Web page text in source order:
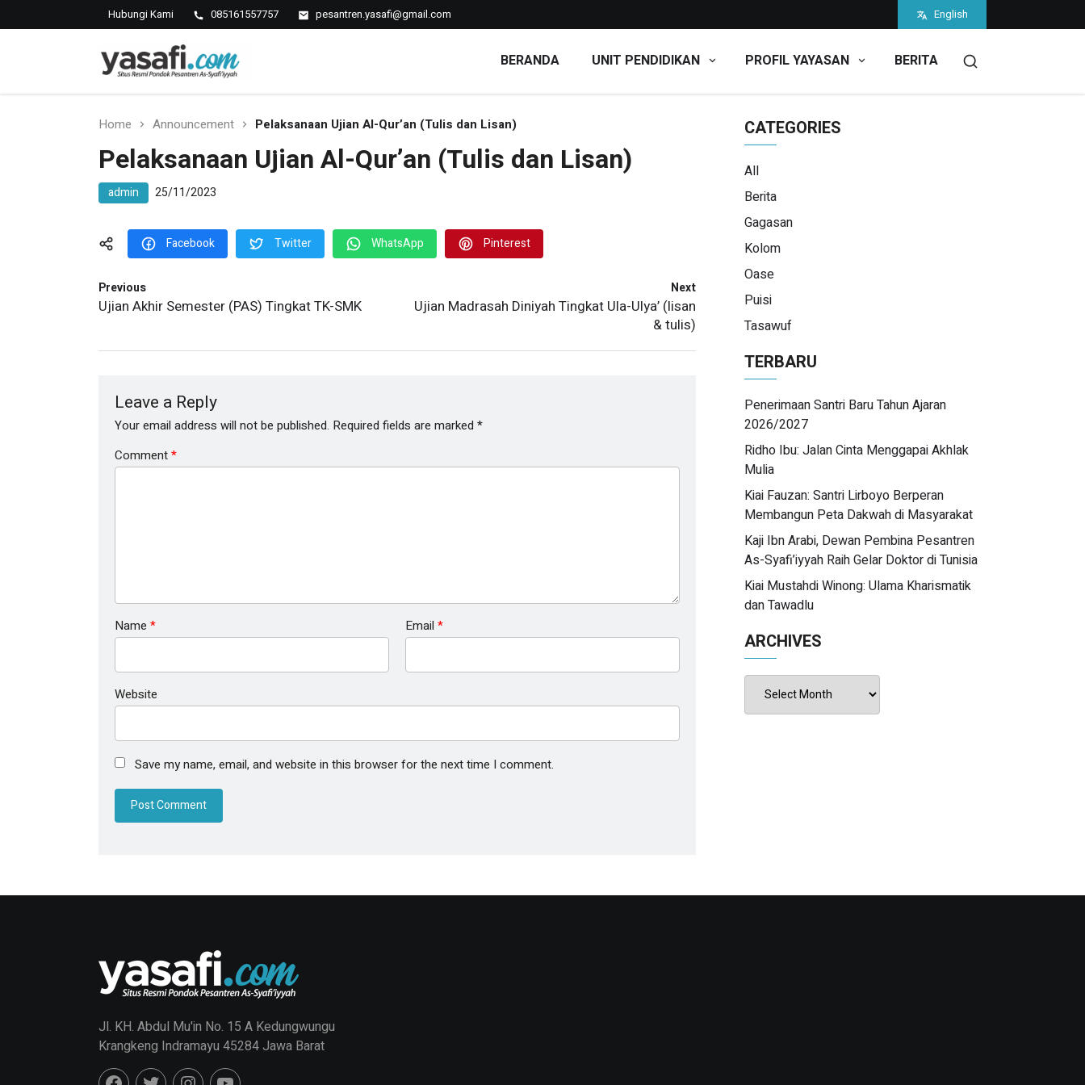
Hubungi Kami 085161557757 pesantren.yasafi@gmail.com English
BERANDA UNIT PENDIDIKAN PROFIL YAYASAN BERITA
Home Announcement Pelaksanaan Ujian Al-Qur’an (Tulis dan Lisan)
Pelaksanaan Ujian Al-Qur’an (Tulis dan Lisan)
admin 25/11/2023
Facebook Twitter WhatsApp Pinterest
Previous
Ujian Akhir Semester (PAS) Tingkat TK-SMK
Next
Ujian Madrasah Diniyah Tingkat Ula-Ulya’ (lisan
& tulis)
Leave a Reply
Your email address will not be published. Required fields are marked *
Comment*
Name * Email *
Website
Save my name, email, and website in this browser for the next time I comment.
CATEGORIES
All
Berita
Gagasan
Kolom
Oase
Puisi
Tasawuf
TERBARU
Penerimaan Santri Baru Tahun Ajaran
2026/2027
Ridho Ibu: Jalan Cinta Menggapai Akhlak
Mulia
Kiai Fauzan: Santri Lirboyo Berperan
Membangun Peta Dakwah di Masyarakat
Kaji Ibn Arabi, Dewan Pembina Pesantren
As-Syafi’iyyah Raih Gelar Doktor di Tunisia
Kiai Mustahdi Winong: Ulama Kharismatik
dan Tawadlu
ARCHIVES
Jl. KH. Abdul Mu'in No. 15 A Kedungwungu
Krangkeng Indramayu 45284 Jawa Barat